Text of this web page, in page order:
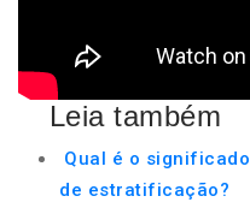
Leia também
Qual é o significado
de estratificação?